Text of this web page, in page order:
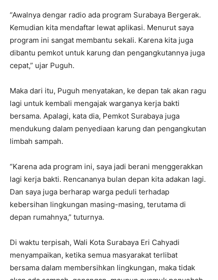
“Awalnya dengar radio ada program Surabaya Bergerak.
Kemudian kita mendaftar lewat aplikasi. Menurut saya
program ini sangat membantu sekali. Karena kita juga
dibantu pemkot untuk karung dan pengangkutannya juga
cepat,” ujar Puguh.
Maka dari itu, Puguh menyatakan, ke depan tak akan ragu
lagi untuk kembali mengajak warganya kerja bakti
bersama. Apalagi, kata dia, Pemkot Surabaya juga
mendukung dalam penyediaan karung dan pengangkutan
limbah sampah.
“Karena ada program ini, saya jadi berani menggerakkan
lagi kerja bakti. Rencananya bulan depan kita adakan lagi.
Dan saya juga berharap warga peduli terhadap
kebersihan lingkungan masing-masing, terutama di
depan rumahnya,” tuturnya.
Di waktu terpisah, Wali Kota Surabaya Eri Cahyadi
menyampaikan, ketika semua masyarakat terlibat
bersama dalam membersihkan lingkungan, maka tidak